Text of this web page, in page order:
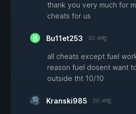
thank you very much for
cheats for us
Bu11et253 30 अक्टू.
all cheats except fuel
reason fuel dosent want
outside tht 10/10
Kranski985 30 अक्टू.